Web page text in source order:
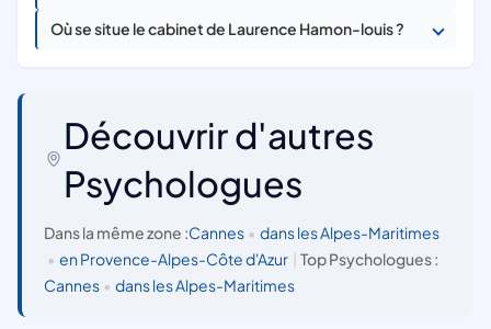
Où se situe le cabinet de Laurence Hamon-louis ?
Découvrir d'autres
Psychologues
Dans la même zone :Cannes • dans les Alpes-Maritimes
• en Provence-Alpes-Côte d'Azur
Top Psychologues :
Cannes • dans les Alpes-Maritimes